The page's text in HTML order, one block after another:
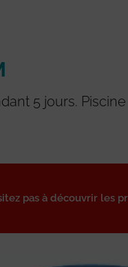
5 jours. Piscine
pas à découvrir les